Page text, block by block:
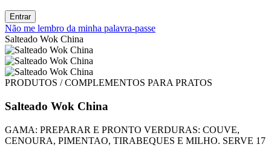
Entrar
Não me lembro da minha palavra-passe
Salteado Wok China
PRODUTOS / COMPLEMENTOS PARA PRATOS
Salteado Wok China
GAMA: PREPARAR E PRONTO VERDURAS: COUVE,
CENOURA, PIMENTAO, TIRABEQUES E MILHO. SERVE 17